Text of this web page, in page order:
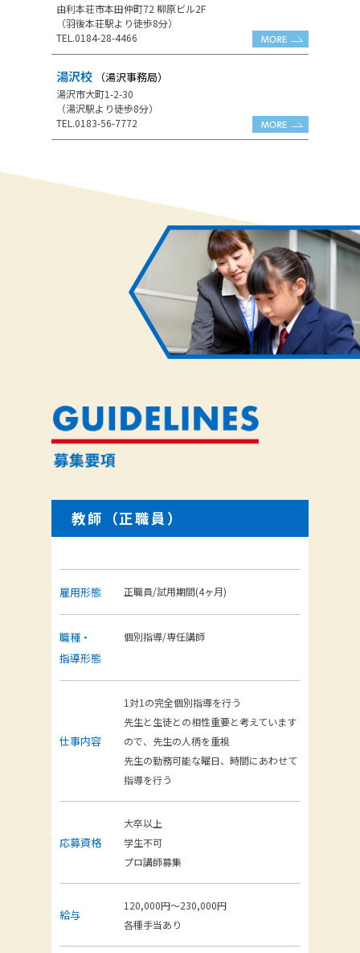
由利本荘市本田仲町72 柳原ビル2F
（羽後本荘駅より徒歩8分）
TEL.0184-28-4466
湯沢校 （湯沢事務局）
湯沢市大町1-2-30
（湯沢駅より徒歩8分）
TEL.0183-56-7772
教師（正職員）
雇用形態 正職員/試用期間(4ヶ月)
職種・
指導形態
個別指導/専任講師
仕事内容
1対1の完全個別指導を行う
先生と生徒との相性重要と考えています
ので、先生の人柄を重視
先生の勤務可能な曜日、時間にあわせて
指導を行う
応募資格
大卒以上
学生不可
プロ講師募集
給与
120,000円～230,000円
各種手当あり